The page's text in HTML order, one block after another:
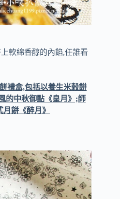
軟綿香醇的內餡,任誰看
禮盒,包括以養生米榖餅
的中秋御點《皇月》;師
餅《醉月》